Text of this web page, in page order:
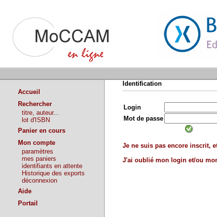
Accueil
Rechercher
titre, auteur...
lot d'ISBN
Panier en cours
Mon compte
paramètres
mes paniers
identifiants en attente
Historique des exports
déconnexion
Aide
Portail
Identification
Login
Mot de passe
Je ne suis pas encore inscrit,
J'ai oublié mon login et/ou